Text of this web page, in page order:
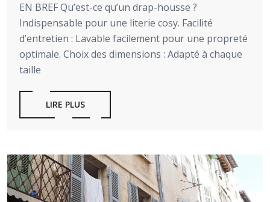
EN BREF Qu’est-ce qu’un drap-housse ?
Indispensable pour une literie cosy. Facilité
d’entretien : Lavable facilement pour une propreté
optimale. Choix des dimensions : Adapté à chaque
taille
LIRE PLUS